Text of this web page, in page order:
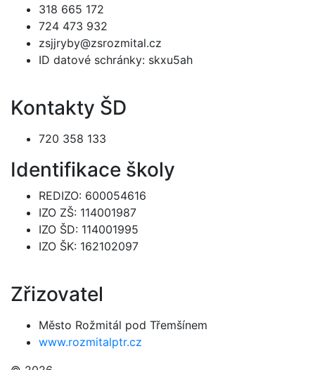
318 665 172
724 473 932
zsjjryby@zsrozmital.cz
ID datové schránky: skxu5ah
Kontakty ŠD
720 358 133
Identifikace školy
REDIZO: 600054616
IZO ZŠ: 114001987
IZO ŠD: 114001995
IZO ŠK: 162102097
Zřizovatel
Město Rožmitál pod Třemšínem
www.rozmitalptr.cz